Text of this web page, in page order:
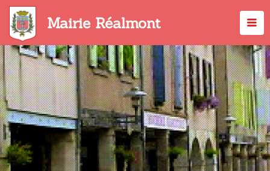
Aller
contenu
principal
Mairie Réalmont